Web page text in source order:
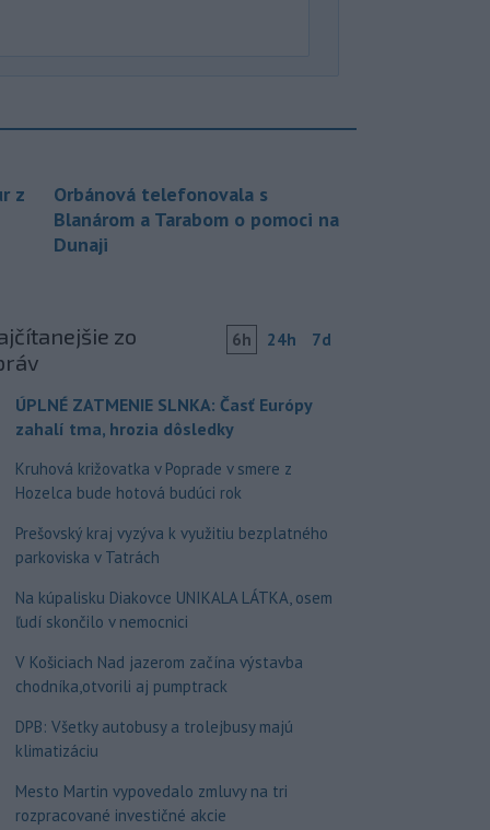
z
Orbánová telefonovala s
Blanárom a Tarabom o pomoci na
Dunaji
zo
6h 24h 7d
ÚPLNÉ ZATMENIE SLNKA: Časť Európy
zahalí tma, hrozia dôsledky
Kruhová križovatka v Poprade v smere z
Hozelca bude hotová budúci rok
Prešovský kraj vyzýva k využitiu bezplatného
parkoviska v Tatrách
Na kúpalisku Diakovce UNIKALA LÁTKA, osem
ľudí skončilo v nemocnici
V Košiciach Nad jazerom začína výstavba
chodníka,otvorili aj pumptrack
DPB: Všetky autobusy a trolejbusy majú
klimatizáciu
Mesto Martin vypovedalo zmluvy na tri
rozpracované investičné akcie